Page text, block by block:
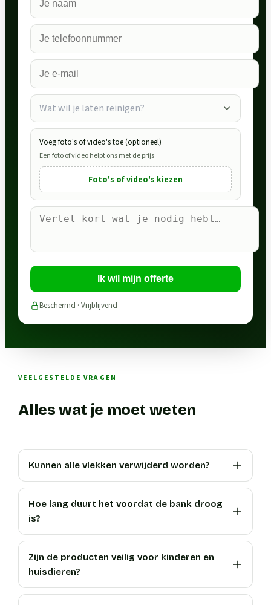
Wat wil je laten reinigen?
Voeg foto's of video's toe (optioneel)
Een foto of video helpt ons met de prijs
Foto's of video's kiezen
Ik wil mijn offerte
Beschermd · Vrijblijvend
VEELGESTELDE VRAGEN
Alles wat je moet weten
Kunnen alle vlekken verwijderd worden?
Hoe lang duurt het voordat de bank droog
is?
Zijn de producten veilig voor kinderen en
huisdieren?